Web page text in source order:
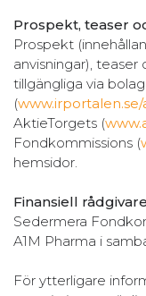
Prospekt, teaser
Prospekt
anvisningar), teaser
tillgängliga via
(www.irportalen.se/
AktieTorgets (
Fondkommissions (
hemsidor.
Finansiell rådgivare
Sedermera
A1M Pharma i
För ytterligare